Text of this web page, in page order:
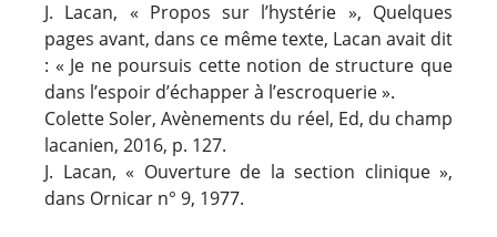
J. Lacan, « Propos sur l’hystérie », Quelques
pages avant, dans ce même texte, Lacan avait dit
: « Je ne poursuis cette notion de structure que
dans l’espoir d’échapper à l’escroquerie ».
Colette Soler, Avènements du réel, Ed, du champ
lacanien, 2016, p. 127.
J. Lacan, « Ouverture de la section clinique »,
dans Ornicar n° 9, 1977.